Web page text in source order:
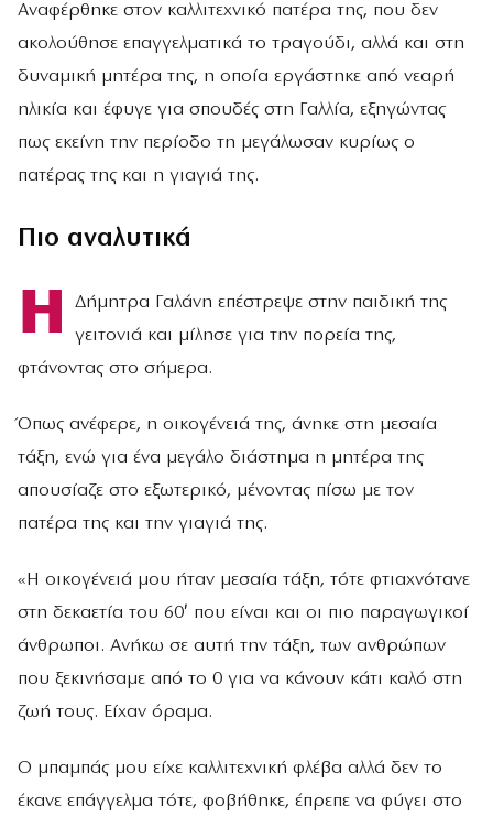
Αναφέρθηκε στον καλλιτεχνικό πατέρα της, που δεν
ακολούθησε επαγγελματικά το τραγούδι, αλλά και στη
δυναμική μητέρα της, η οποία εργάστηκε από νεαρή
ηλικία και έφυγε για σπουδές στη Γαλλία, εξηγώντας
πως εκείνη την περίοδο τη μεγάλωσαν κυρίως ο
πατέρας της και η γιαγιά της.
Πιο αναλυτικά
Η
Δήμητρα Γαλάνη επέστρεψε στην παιδική της
γειτονιά και μίλησε για την πορεία της,
φτάνοντας στο σήμερα.
Όπως ανέφερε, η οικογένειά της, άνηκε στη μεσαία
τάξη, ενώ για ένα μεγάλο διάστημα η μητέρα της
απουσίαζε στο εξωτερικό, μένοντας πίσω με τον
πατέρα της και την γιαγιά της.
«Η οικογένειά μου ήταν μεσαία τάξη, τότε φτιαχνότανε
στη δεκαετία του 60′ που είναι και οι πιο παραγωγικοί
άνθρωποι. Ανήκω σε αυτή την τάξη, των ανθρώπων
που ξεκινήσαμε από το 0 για να κάνουν κάτι καλό στη
ζωή τους. Είχαν όραμα.
Ο μπαμπάς μου είχε καλλιτεχνική φλέβα αλλά δεν το
έκανε επάγγελμα τότε, φοβήθηκε, έπρεπε να φύγει στο